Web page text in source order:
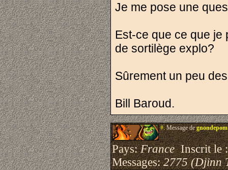
Je me pose une
Est-ce que ce que je
de sortilège explo?
Sûrement un peu
Bill Baroud.
#.Message degnondepom
Pays:FranceInscrit le
Messages:2775 (Djinn